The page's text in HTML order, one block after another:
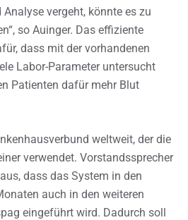
vergeht, könnte es zu
so Auinger. Das effiziente
dass mit der vorhandenen
Labor-Parameter untersucht
Patienten dafür mehr Blut
weltweit, der die
verwendet. Vorstandssprecher
dass das System in den
auch in den weiteren
eingeführt wird. Dadurch soll